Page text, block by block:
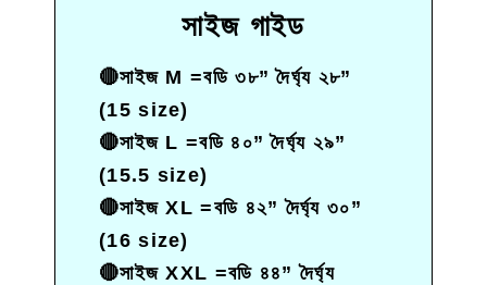
সাইজ গাইড​
🔴সাইজ M =বডি ৩৮” দৈর্ঘ্য ২৮”
(15 size)
🔴সাইজ L =বডি ৪০” দৈর্ঘ্য ২৯”
(15.5 size)
🔴সাইজ XL =বডি ৪২” দৈর্ঘ্য ৩০”
(16 size)
🔴সাইজ XXL =বডি ৪৪” দৈর্ঘ্য